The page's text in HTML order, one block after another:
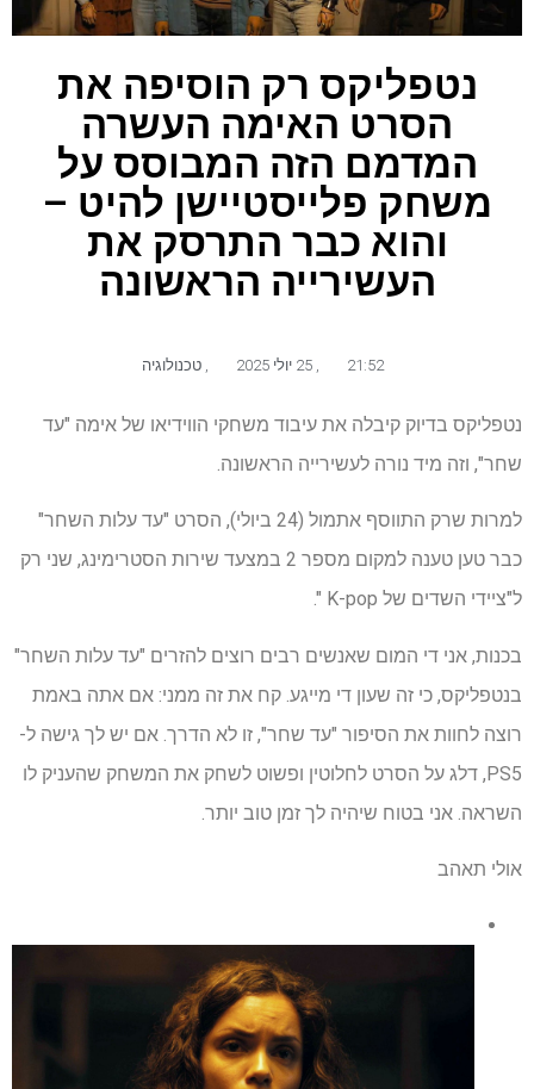
נטפליקס רק הוסיפה את
הסרט האימה העשרה
המדמם הזה המבוסס על
משחק פלייסטיישן להיט –
והוא כבר התרסק את
העשירייה הראשונה
21:52 25 יולי 2025 טכנולוגיה
נטפליקס בדיוק קיבלה את עיבוד משחקי הווידיאו של אימה "עד
שחר", וזה מיד נורה לעשירייה הראשונה.
למרות שרק התווסף אתמול (24 ביולי), הסרט "עד עלות השחר"
כבר טען טענה למקום מספר 2 במצעד שירות הסטרימינג, שני רק
ל"ציידי השדים של K-pop ".
בכנות, אני די המום שאנשים רבים רוצים להזרים "עד עלות השחר"
בנטפליקס, כי זה שעון די מייגע. קח את זה ממני: אם אתה באמת
רוצה לחוות את הסיפור "עד שחר", זו לא הדרך. אם יש לך גישה ל-
PS5, דלג על הסרט לחלוטין ופשוט לשחק את המשחק שהעניק לו
השראה. אני בטוח שיהיה לך זמן טוב יותר.
אולי תאהב